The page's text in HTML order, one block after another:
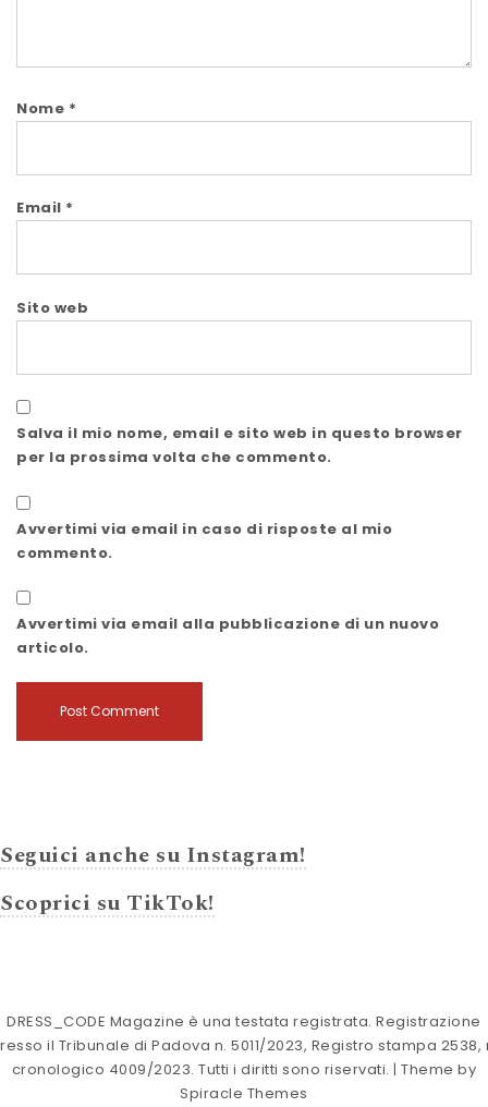
Nome *
Email *
Sito web
Salva il mio nome, email e sito web in questo browser
per la prossima volta che commento.
Avvertimi via email in caso di risposte al mio
commento.
Avvertimi via email alla pubblicazione di un nuovo
articolo.
Seguici anche su Instagram!
Scoprici su TikTok!
DRESS_CODE Magazine è una testata registrata. Registrazione
il Tribunale di Padova n. 5011/2023, Registro stampa 2538,
cronologico 4009/2023. Tutti i diritti sono riservati. | Theme by
Spiracle Themes